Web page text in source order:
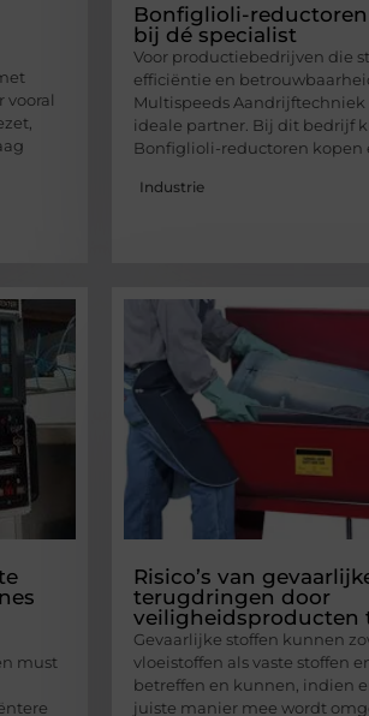
vooral
Bonfiglioli-
bij dé specialist
Voor productiebedrijven die
efficiëntie en
Multispeeds Aandrijftechniek
ideale partner. Bij dit bedrijf
Bonfiglioli-reductoren kopen
Industrie
must
Risico’s van
terugdringen door
veiligheidsproducten
Gevaarlijke stoffen kunnen
vloeistoffen als vaste stoffen
betreffen en kunnen, indien
juiste manier mee wordt